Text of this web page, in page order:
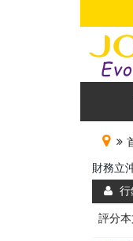
財務立
行
評分本